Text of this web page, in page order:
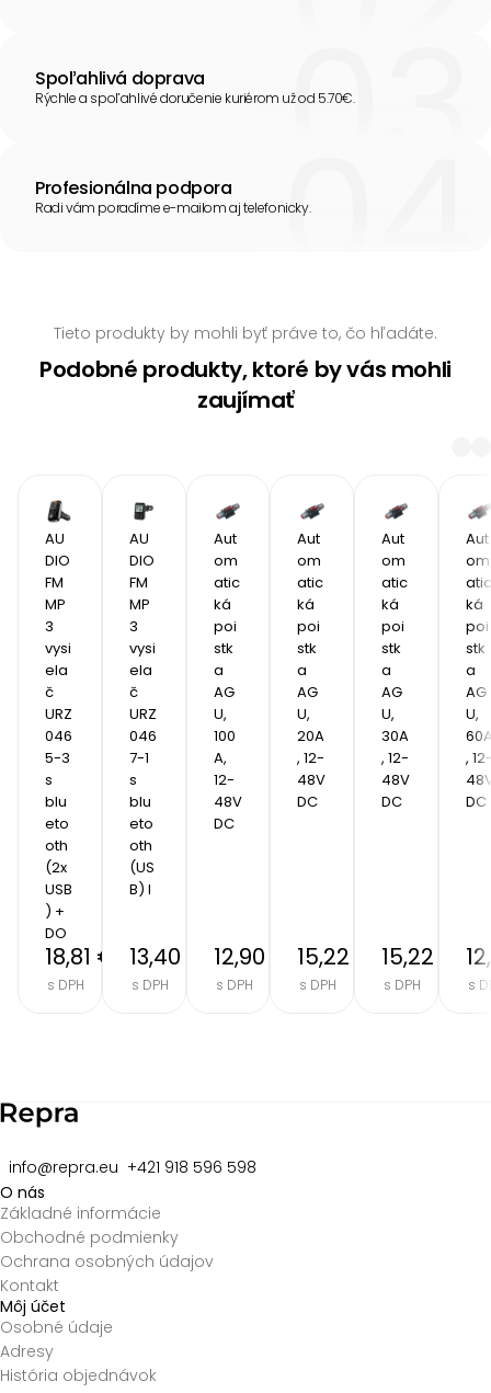
Spoľahlivá doprava
Rýchle a spoľahlivé doručenie kuriérom už od 5.70€.
Profesionálna podpora
Radi vám poradíme e-mailom aj telefonicky.
Tieto produkty by mohli byť práve to, čo hľadáte.
Podobné produkty, ktoré by vás mohli
zaujímať
AU
DIO
FM
MP
3
vysi
ela
č
URZ
046
5-3
s
blu
eto
oth
(2x
USB
) +
DO
18,81 €
s DPH
AU
DIO
FM
MP
3
vysi
ela
č
URZ
046
7-1
s
blu
eto
oth
(US
B) I
13,40 €
s DPH
Aut
om
atic
ká
poi
stk
a
AG
U,
100
A,
12-
48V
DC
12,90 €
s DPH
Aut
om
atic
ká
poi
stk
a
AG
U,
20A
, 12-
48V
DC
15,22 €
s DPH
Aut
om
atic
ká
poi
stk
a
AG
U,
30A
, 12-
48V
DC
15,22 €
s DPH
Aut
om
atic
ká
poi
stk
a
AG
U,
,
DC
s
info@repra.eu +421 918 596 598
O nás
Základné informácie
Obchodné podmienky
Ochrana osobných údajov
Kontakt
Môj účet
Osobné údaje
Adresy
História objednávok